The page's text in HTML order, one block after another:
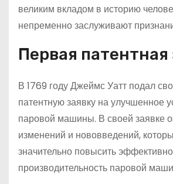
великим вкладом в историю
непременно заслуживают
Первая патентная
В 1769 году Джеймс Уатт подал
патентную заявку на улучшенное
паровой машины. В своей заявке
изменений и нововведений,
значительно повысить
производительность паровой